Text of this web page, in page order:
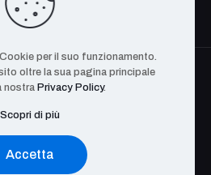
Tutti i Diritti Riservati. P.IVA
| BA-639232
per il suo funzionamento.
oltre la sua pagina principale
nostra Privacy Policy.
Scopri di più
Accetta